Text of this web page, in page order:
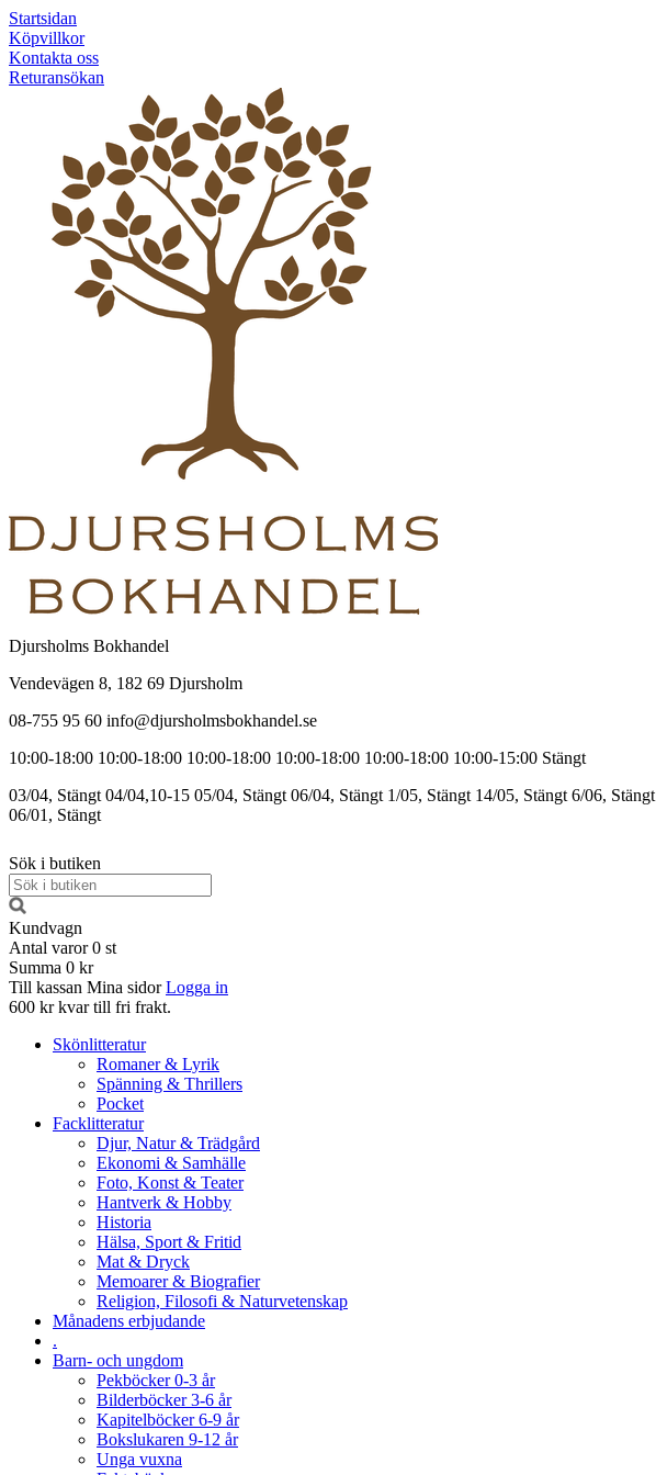
Startsidan
Köpvillkor
Kontakta oss
Returansökan
Djursholms Bokhandel
Vendevägen 8, 182 69 Djursholm
08-755 95 60 info@djursholmsbokhandel.se
10:00-18:00 10:00-18:00 10:00-18:00 10:00-18:00 10:00-18:00 10:00-15:00 Stängt
03/04, Stängt 04/04,10-15 05/04, Stängt 06/04, Stängt 1/05, Stängt 14/05, Stängt 6/06, Stängt
06/01, Stängt
Sök i butiken
Kundvagn
Antal varor 0 st
Summa 0 kr
Till kassan Mina sidor Logga in
600 kr kvar till fri frakt.
Skönlitteratur
Romaner & Lyrik
Spänning & Thrillers
Pocket
Facklitteratur
Djur, Natur & Trädgård
Ekonomi & Samhälle
Foto, Konst & Teater
Hantverk & Hobby
Historia
Hälsa, Sport & Fritid
Mat & Dryck
Memoarer & Biografier
Religion, Filosofi & Naturvetenskap
Månadens erbjudande
.
Barn- och ungdom
Pekböcker 0-3 år
Bilderböcker 3-6 år
Kapitelböcker 6-9 år
Bokslukaren 9-12 år
Unga vuxna